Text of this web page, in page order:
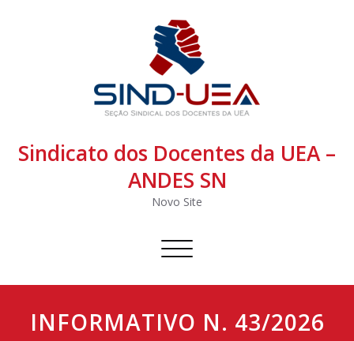
Sindicato dos Docentes da UEA –
ANDES SN
Novo Site
Alternar
INFORMATIVO N. 43/2026